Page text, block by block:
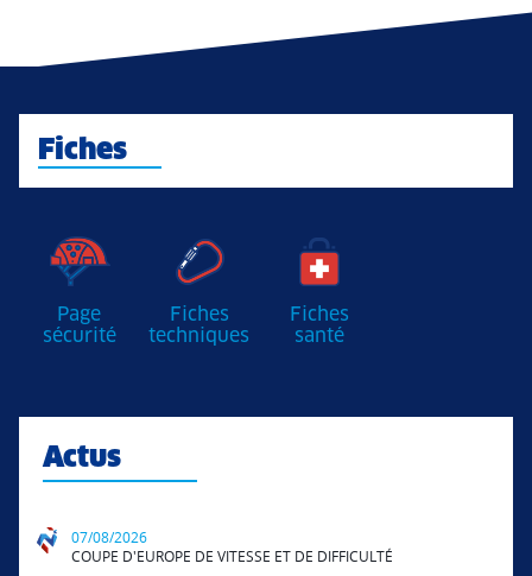
Fiches
Page
sécurité
Fiches
techniques
Fiches
santé
Actus
07/08/2026
COUPE D'EUROPE DE VITESSE ET DE DIFFICULTÉ